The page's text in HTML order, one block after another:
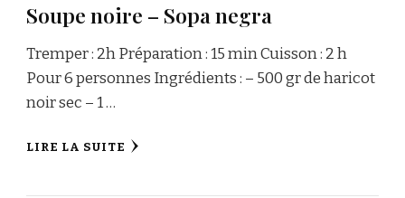
Soupe noire – Sopa negra
Tremper : 2h Préparation : 15 min Cuisson : 2 h
Pour 6 personnes Ingrédients : – 500 gr de haricot
noir sec – 1 …
LIRE LA SUITE